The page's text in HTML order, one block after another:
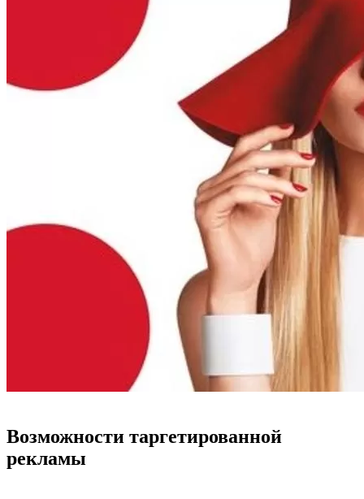
Возможности таргетированной
рекламы